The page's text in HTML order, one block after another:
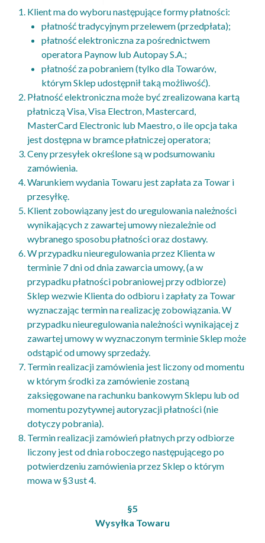
Klient ma do wyboru następujące formy płatności:
płatność tradycyjnym przelewem (przedpłata);
płatność elektroniczna za pośrednictwem
operatora Paynow lub Autopay S.A.;
płatność za pobraniem (tylko dla Towarów,
którym Sklep udostępnił taką możliwość).
Płatność elektroniczna może być zrealizowana kartą
płatniczą Visa, Visa Electron, Mastercard,
MasterCard Electronic lub Maestro, o ile opcja taka
jest dostępna w bramce płatniczej operatora;
Ceny przesyłek określone są w podsumowaniu
zamówienia.
Warunkiem wydania Towaru jest zapłata za Towar i
przesyłkę.
Klient zobowiązany jest do uregulowania należności
wynikających z zawartej umowy niezależnie od
wybranego sposobu płatności oraz dostawy.
W przypadku nieuregulowania przez Klienta w
terminie 7 dni od dnia zawarcia umowy, (a w
przypadku płatności pobraniowej przy odbiorze)
Sklep wezwie Klienta do odbioru i zapłaty za Towar
wyznaczając termin na realizację zobowiązania. W
przypadku nieuregulowania należności wynikającej z
zawartej umowy w wyznaczonym terminie Sklep może
odstąpić od umowy sprzedaży.
Termin realizacji zamówienia jest liczony od momentu
w którym środki za zamówienie zostaną
zaksięgowane na rachunku bankowym Sklepu lub od
momentu pozytywnej autoryzacji płatności (nie
dotyczy pobrania).
Termin realizacji zamówień płatnych przy odbiorze
liczony jest od dnia roboczego następującego po
potwierdzeniu zamówienia przez Sklep o którym
mowa w §3 ust 4.
§5
Wysyłka Towaru